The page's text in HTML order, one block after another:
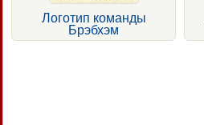
Логотип команды
Брэбхэм